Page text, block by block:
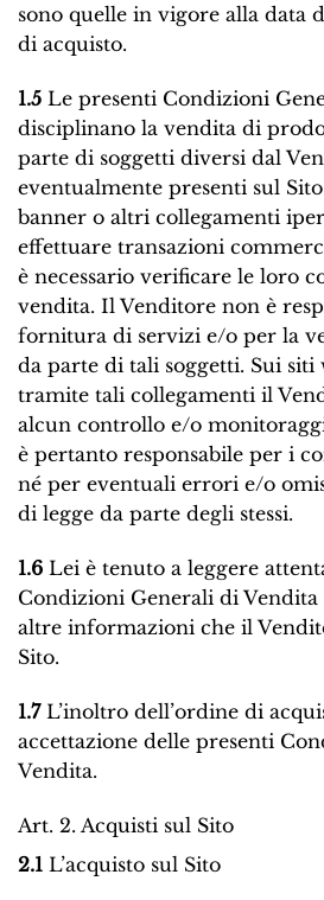
sono quelle in vigore alla data
di acquisto.
1.5 Le presenti Condizioni
disciplinano la vendita di
parte di soggetti diversi dal
eventualmente presenti sul
banner o altri collegamenti
effettuare transazioni
è necessario verificare le loro
vendita. Il Venditore non è
fornitura di servizi e/o per la
da parte di tali soggetti. Sui siti
tramite tali collegamenti il
alcun controllo e/o
è pertanto responsabile per i
né per eventuali errori e/o
di legge da parte degli stessi.
1.6 Lei è tenuto a leggere
Condizioni Generali di
altre informazioni che il
Sito.
1.7 L’inoltro dell’ordine di
accettazione delle presenti
Vendita.
Art. 2. Acquisti sul Sito
2.1 L’acquisto sul Sito